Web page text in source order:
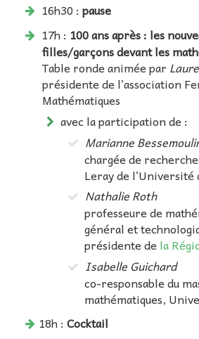
16h30 : pause
17h : 100 ans après : les
filles/garçons devant les
Table ronde animée par
présidente de l’association
Mathématiques
avec la participation de :
Marianne
chargée de
Leray de l’Université
Nathalie Roth
professeure de
général et
présidente de la
Isabelle Guichard
co-responsable du
mathématiques,
18h : Cocktail